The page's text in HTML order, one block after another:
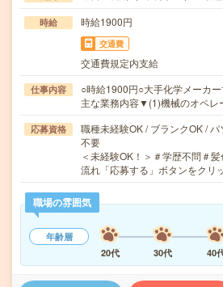
時給 時給1900円
交通費
交通費規定内支給
仕事内容
○時給1900円○大手化学メーカ
主な業務内容▼(1)機械のオペ
応募資格
職種未経験OK / ブランクOK /
不要
＜未経験OK！＞＃学歴不問＃
流れ「応募する」ボタンをク
職場の雰囲気
年齢層
20代
30代 40